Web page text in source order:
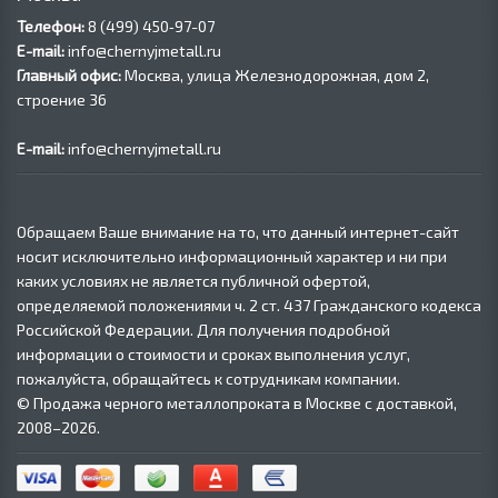
Телефон:8 (499) 450‑97-07
E-mail:info@chernyjmetall.ru
Главный офис:Москва, улица Железнодорожная, дом 2,
строение 36
E-mail:info@chernyjmetall.ru
Обращаем Ваше внимание на то, что данный интернет-сайт
носит исключительно информационный характер и ни при
каких условиях не является публичной офертой,
определяемой положениями ч. 2 ст. 437 Гражданского кодекса
Российской Федерации. Для получения подробной
информации о стоимости и сроках выполнения услуг,
пожалуйста, обращайтесь к сотрудникам компании.
© Продажа черного металлопроката в Москве с доставкой,
2008–2026.